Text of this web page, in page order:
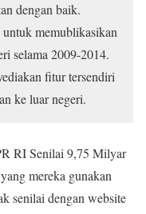
dengan baik.
memublikasikan
selama 2009-2014.
fitur tersendiri
ke luar negeri.
RI Senilai 9,75 Milyar
mereka gunakan
senilai dengan website